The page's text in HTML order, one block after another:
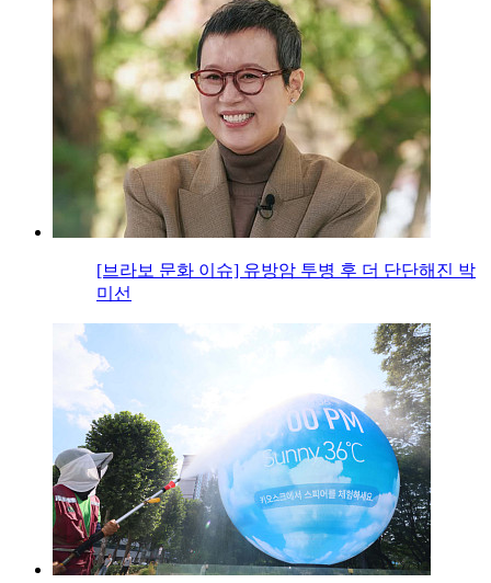
[브라보 문화 이슈] 유방암 투병 후 더 단단해진 박
미선